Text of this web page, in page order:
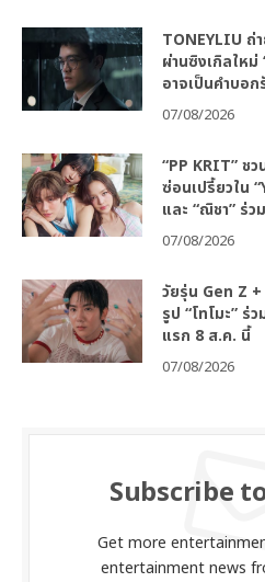
TONEYLIU ถ่
ผ่านซิงเกิลใหม่
อาจเป็นคำบอ
07/08/2026
“PP KRIT” ช
ซ่อนเปรี้ยวใน
และ “ณิชา” ร่
07/08/2026
วัยรุ่น Gen Z
รูป “โทโมะ” ร่
แรก 8 ส.ค. นี้
07/08/2026
Subscribe
Get more
entertainment news